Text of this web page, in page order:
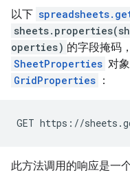
以下
operties) 的字段掩码
SheetProperties 对
GridProperties ：
GET https://
此方法调用的响应是一